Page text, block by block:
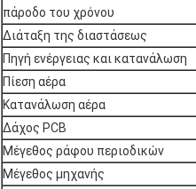
πάροδο του χρόνου
Διάταξη της διαστάσεως
Πηγή ενέργειας και κατανάλωση
Πίεση αέρα
Κατανάλωση αέρα
Δάχος PCB
Μέγεθος ράφου περιοδικών
Μέγεθος μηχανής